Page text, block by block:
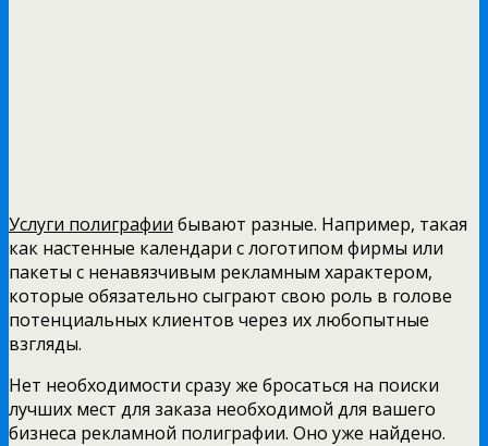
Услуги полиграфии бывают разные. Например, такая
как настенные календари с логотипом фирмы или
пакеты с ненавязчивым рекламным характером,
которые обязательно сыграют свою роль в голове
потенциальных клиентов через их любопытные
взгляды.
Нет необходимости сразу же бросаться на поиски
лучших мест для заказа необходимой для вашего
бизнеса рекламной полиграфии. Оно уже найдено.